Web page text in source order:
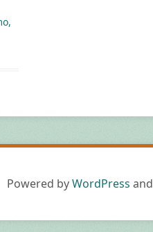
Powered byWordPress and